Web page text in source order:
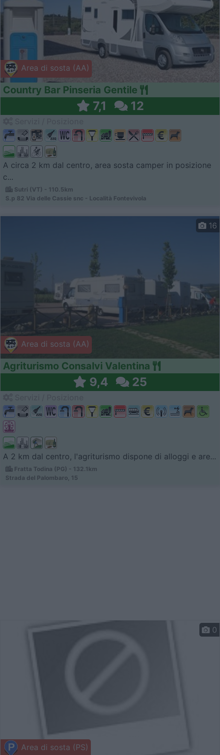
Area di sosta (AA)
Country Bar Pinseria Gentile
7,1 12
A circa 2 km dal centro, area sosta camper in posizione
c...
Sutri (VT) - 110.5km
S.p 82 Via delle Cassie snc - Località Fontevivola
Area di sosta (AA)
16
Agriturismo Consalvi Valentina
9,4 25
A 2 km dal centro, l'agriturismo dispone di alloggi e are...
Fratta Todina (PG) - 132.1km
Strada del Palombaro, 15
Area di sosta (PS)
0